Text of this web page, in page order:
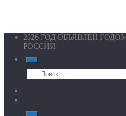
2026 ГОД ОБЪЯВЛЕН
РОССИИ